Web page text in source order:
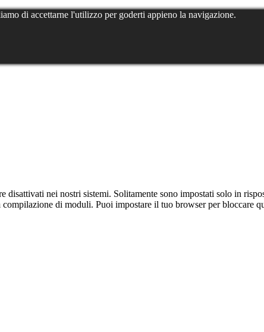
di accettarne l'utilizzo per goderti appieno la navigazione.
disattivati ​​nei nostri sistemi. Solitamente sono impostati solo in
di moduli. Puoi impostare il tuo browser per bloccare